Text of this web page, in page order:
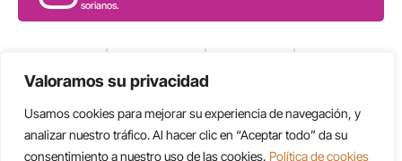
Valoramos su privacidad
Usamos cookies para mejorar su experiencia de navegación, y
analizar nuestro tráfico. Al hacer clic en “Aceptar todo” da su
consentimiento a nuestro uso de las cookies. Política de cookies
sorianos.